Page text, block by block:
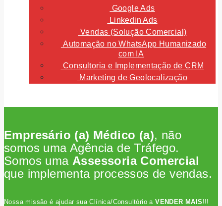
Google Ads
Linkedin Ads
Vendas (Solução Comercial)
Automação no WhatsApp Humanizado
com IA
Consultoria e Implementação de CRM
Marketing de Geolocalização
Empresário (a) Médico (a), não
somos uma Agência de Tráfego.
Somos uma Assessoria Comercial
que implementa processos de vendas.
Nossa missão é ajudar sua Clínica/Consultório aVENDER MAIS !!!